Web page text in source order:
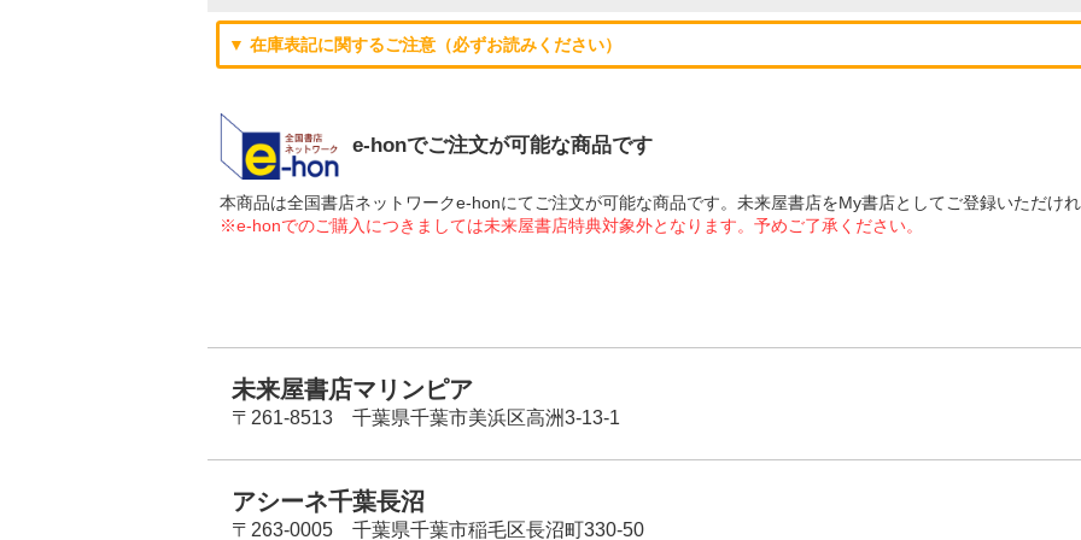
▼ 在庫表記に関するご注意（必ずお読みください）
e-honでご注文が可能な商品です
本商品は全国書店ネットワークe-honにてご注文が可能な商品です。未来屋書店をMy書店としてご登録いただけ
※e-honでのご購入につきましては未来屋書店特典対象外となります。予めご了承ください。
未来屋書店マリンピア
〒261-8513 千葉県千葉市美浜区高洲3-13-1
アシーネ千葉長沼
〒263-0005 千葉県千葉市稲毛区長沼町330-50